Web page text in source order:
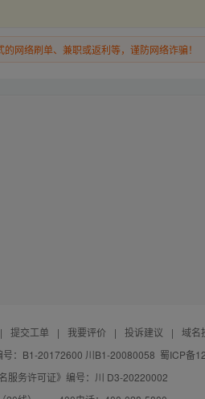
网络刷单、兼职或返利等，谨防网络诈骗！
| 提交工单 | 我要评价 | 投诉建议 |
域名
号：B1-20172600 川B1-20080058 蜀ICP备
服务许可证》编号：川 D3-20220002